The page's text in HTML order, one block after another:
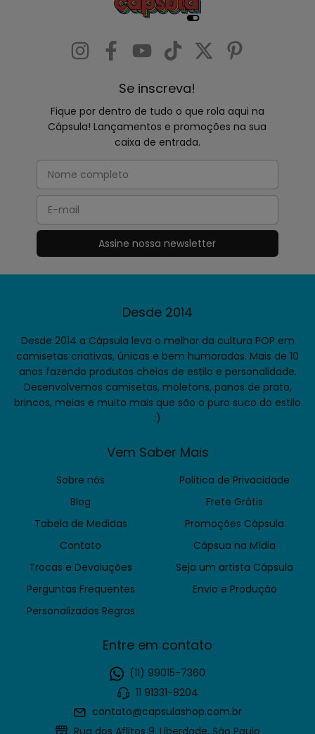
roupas estilosas, perfeitas para quem curte moda
descolada. O espaço ainda conta com vários
cenários super legais para fotos, que adorei! O
experiência única. É um lugar ideal para renovar o
visita!
Tamiris Olegário
Siga-nos no Instagram
@CAPSULASHOP
Se inscreva!
Fique por dentro de tudo o que rola aqui na
Cápsula! Lançamentos e promoções na sua
caixa de entrada.